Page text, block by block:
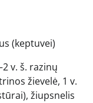
(keptuvei)
v. š. razinų
žievelė, 1 v.
žiupsnelis